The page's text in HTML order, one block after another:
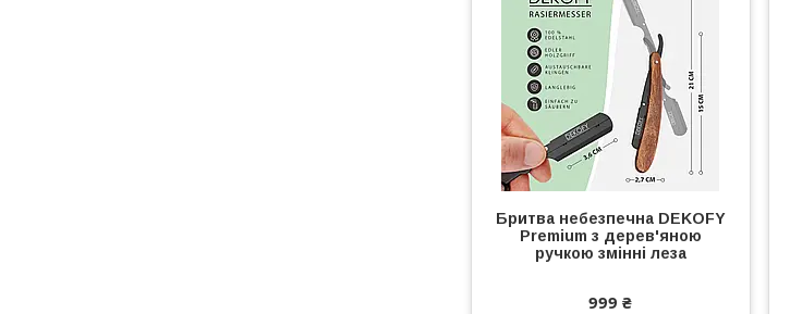
Бритва небезпечна DEKOFY
Premium з дерев'яною
ручкою змінні леза
999 ₴